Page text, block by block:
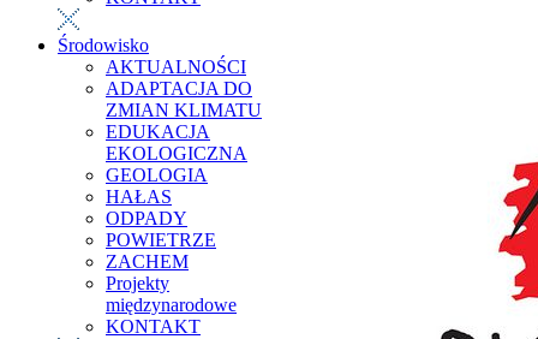
Środowisko
AKTUALNOŚCI
ADAPTACJA DO
ZMIAN KLIMATU
EDUKACJA
EKOLOGICZNA
GEOLOGIA
HAŁAS
ODPADY
POWIETRZE
ZACHEM
Projekty
międzynarodowe
KONTAKT